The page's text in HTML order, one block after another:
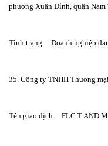
phường Xuân Đỉnh, quận
Tình trạng     Doanh nghiệp
35. Công ty TNHH Thương
Tên giao dịch     FLC T AND